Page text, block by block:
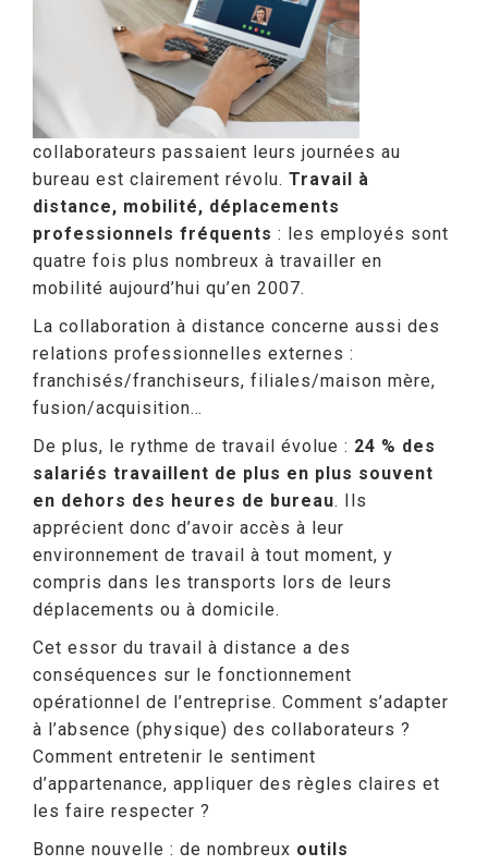
collaborateurs passaient leurs journées au
bureau est clairement révolu. Travail à
distance, mobilité, déplacements
professionnels fréquents : les employés sont
quatre fois plus nombreux à travailler en
mobilité aujourd’hui qu’en 2007.
La collaboration à distance concerne aussi des
relations professionnelles externes :
franchisés/franchiseurs, filiales/maison mère,
fusion/acquisition…
De plus, le rythme de travail évolue : 24 % des
salariés travaillent de plus en plus souvent
en dehors des heures de bureau. Ils
apprécient donc d’avoir accès à leur
environnement de travail à tout moment, y
compris dans les transports lors de leurs
déplacements ou à domicile.
Cet essor du travail à distance a des
conséquences sur le fonctionnement
opérationnel de l’entreprise. Comment s’adapter
à l’absence (physique) des collaborateurs ?
Comment entretenir le sentiment
d’appartenance, appliquer des règles claires et
les faire respecter ?
Bonne nouvelle : de nombreux outils